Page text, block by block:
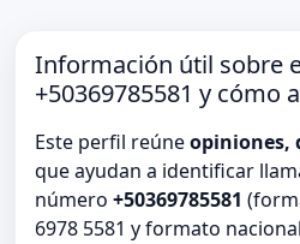
Información útil sobre
+50369785581 y cómo
Este perfil reúneopiniones,
que ayudan a identificar
número +50369785581
6978 5581 y formato